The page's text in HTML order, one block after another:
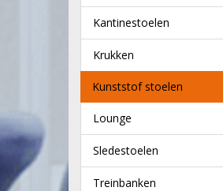
Kantinestoelen
Krukken
Kunststof stoelen
Lounge
Sledestoelen
Treinbanken